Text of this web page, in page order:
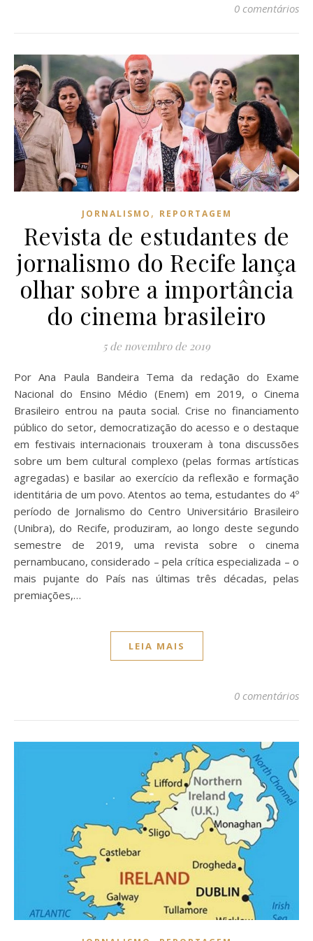
0 comentários
JORNALISMO , REPORTAGEM
Revista de estudantes de
jornalismo do Recife lança
olhar sobre a importância
do cinema brasileiro
5 de novembro de 2019
Por Ana Paula Bandeira Tema da redação do Exame
Nacional do Ensino Médio (Enem) em 2019, o Cinema
Brasileiro entrou na pauta social. Crise no financiamento
público do setor, democratização do acesso e o destaque
em festivais internacionais trouxeram à tona discussões
sobre um bem cultural complexo (pelas formas artísticas
agregadas) e basilar ao exercício da reflexão e formação
identitária de um povo. Atentos ao tema, estudantes do 4º
período de Jornalismo do Centro Universitário Brasileiro
(Unibra), do Recife, produziram, ao longo deste segundo
semestre de 2019, uma revista sobre o cinema
pernambucano, considerado – pela crítica especializada – o
mais pujante do País nas últimas três décadas, pelas
premiações,…
LEIA MAIS
0 comentários